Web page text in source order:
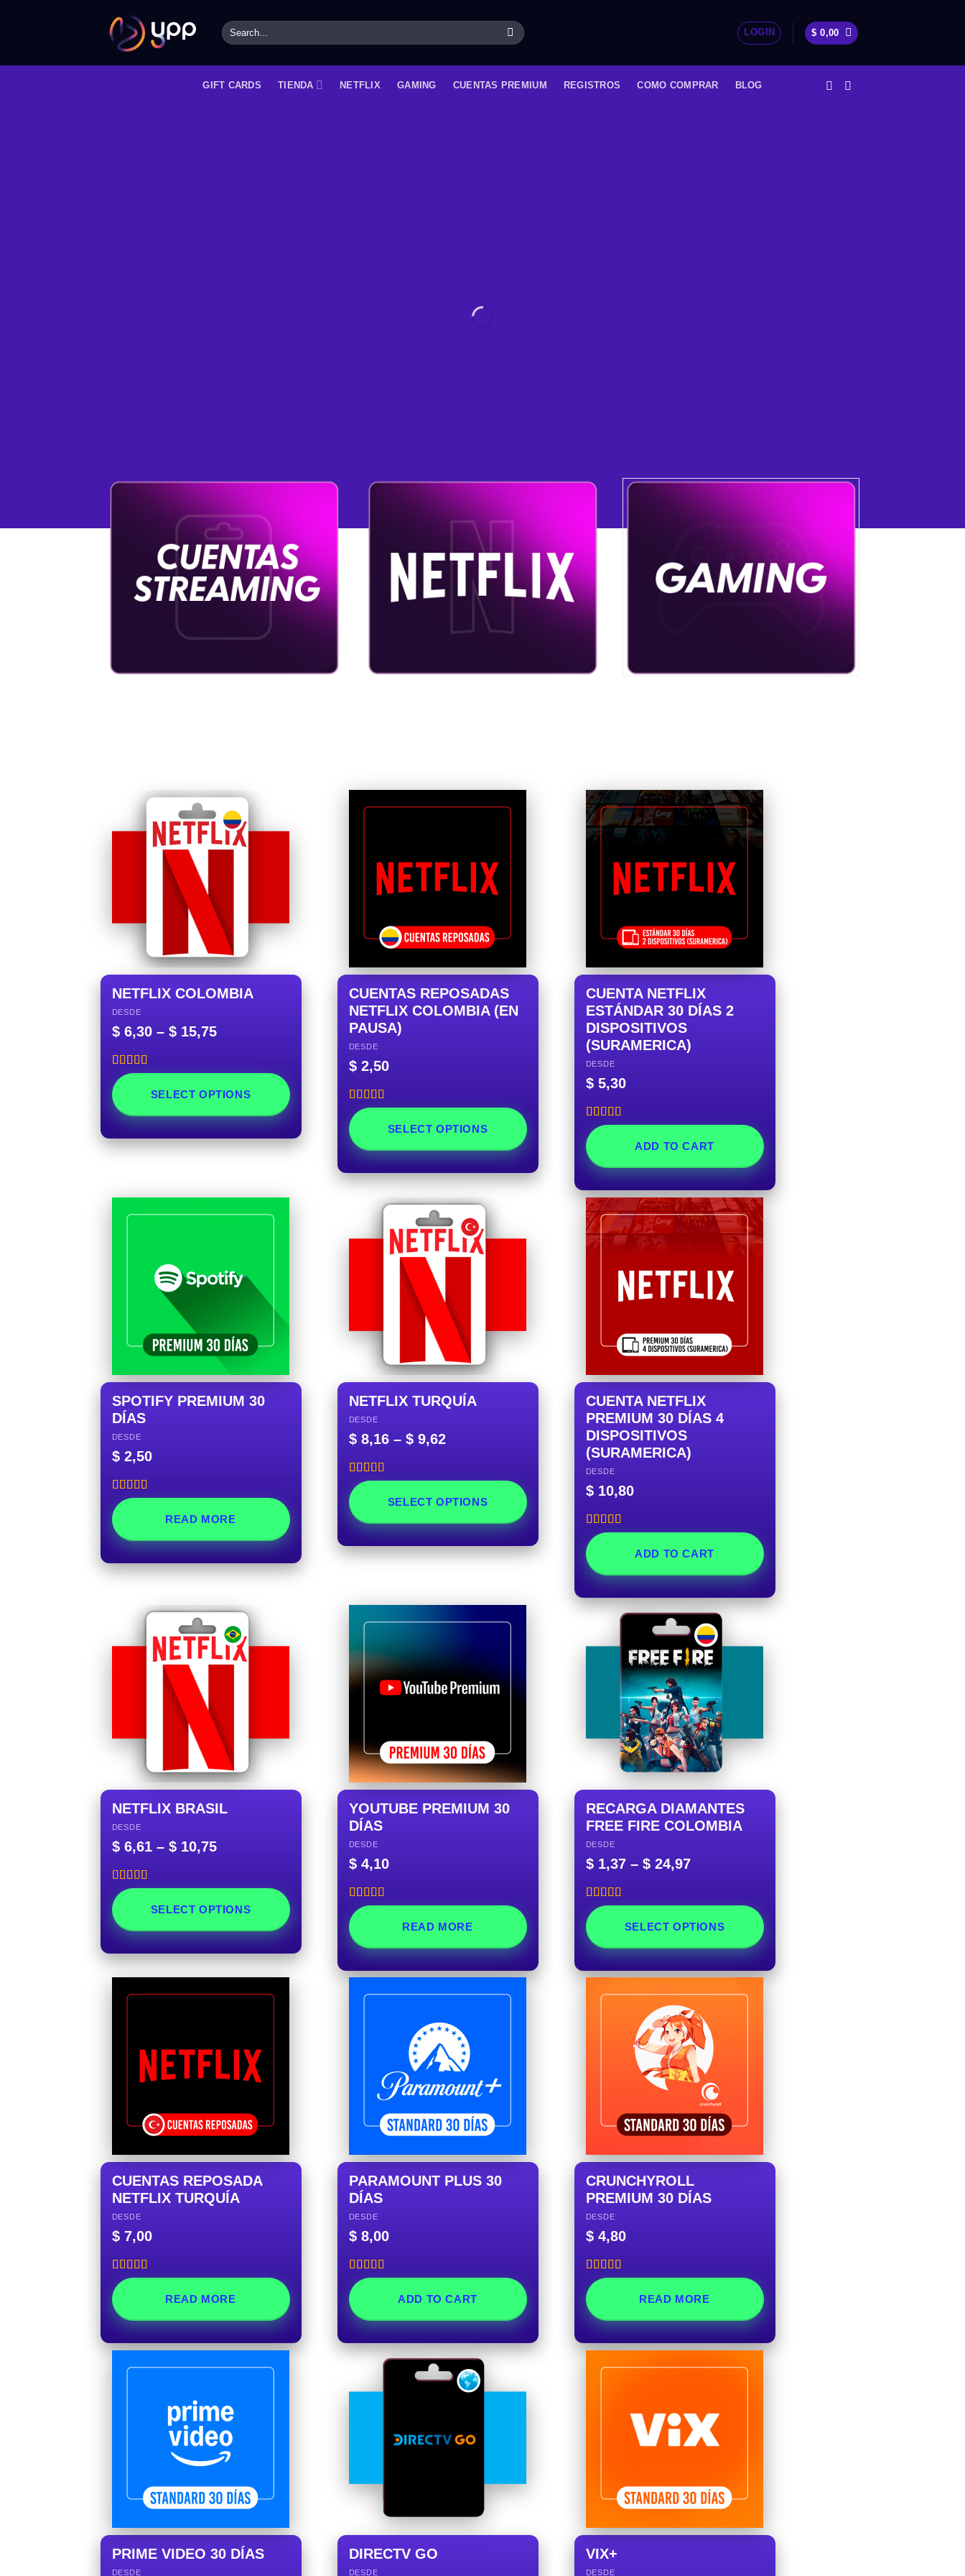
Search
for:
LOGIN $ 0,00
GIFT CARDS TIENDA NETFLIX GAMING CUENTAS PREMIUM REGISTROS COMO COMPRAR BLOG
NETFLIX COLOMBIA
DESDE
$6,30– $15,75
Rated5.00
out of 5
SELECT OPTIONS
CUENTAS REPOSADAS
NETFLIX COLOMBIA (EN
PAUSA)
DESDE
$2,50
Rated5.00
out of 5
SELECT OPTIONS
CUENTA NETFLIX
ESTÁNDAR 30 DÍAS 2
DISPOSITIVOS
(SURAMERICA)
DESDE
$5,30
Rated5.00
out of 5
ADD TO CART
SPOTIFY PREMIUM 30
DÍAS
DESDE
$2,50
Rated5.00
out of 5
READ MORE
NETFLIX TURQUÍA
DESDE
$8,16– $9,62
Rated5.00
out of 5
SELECT OPTIONS
CUENTA NETFLIX
PREMIUM 30 DÍAS 4
DISPOSITIVOS
(SURAMERICA)
DESDE
$10,80
Rated5.00
out of 5
ADD TO CART
NETFLIX BRASIL
DESDE
$6,61– $10,75
Rated5.00
out of 5
SELECT OPTIONS
YOUTUBE PREMIUM 30
DÍAS
DESDE
$4,10
Rated5.00
out of 5
READ MORE
RECARGA DIAMANTES
FREE FIRE COLOMBIA
DESDE
$1,37– $24,97
Rated5.00
out of 5
SELECT OPTIONS
CUENTAS REPOSADA
NETFLIX TURQUÍA
DESDE
$7,00
Rated5.00
out of 5
READ MORE
PARAMOUNT PLUS 30
DÍAS
DESDE
$8,00
Rated5.00
out of 5
ADD TO CART
CRUNCHYROLL
PREMIUM 30 DÍAS
DESDE
$4,80
Rated5.00
out of 5
READ MORE
PRIME VIDEO 30 DÍAS
DESDE
DIRECTV GO
DESDE
VIX+
DESDE